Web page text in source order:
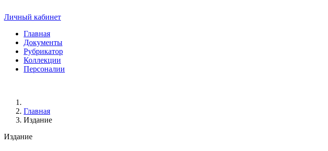
Личный кабинет
Главная
Документы
Рубрикатор
Коллекции
Персоналии
Главная
Издание
Издание